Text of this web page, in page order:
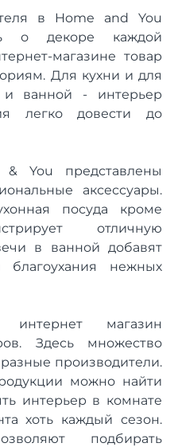
в Home and You
о декоре каждой
магазине товар
Для кухни и для
и ванной - интерьер
легко довести до
You представлены
аксессуары.
посуда кроме
отличную
в ванной добавят
нежных
магазин
Здесь множество
производители.
можно найти
интерьер в комнате
хоть каждый сезон.
подбирать